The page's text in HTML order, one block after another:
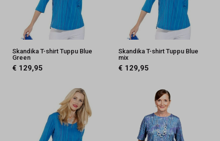
Skandika T-shirt Tuppu Blue
Green
€ 129,95
Skandika T-shirt Tuppu Blue
mix
€ 129,95